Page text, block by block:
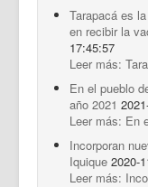
Tarapacá es
en recibir la
17:45:57
Leer más:
En el pueblo
año 2021
Leer más: En
Incorporan
Iquique 2020-
Leer más: